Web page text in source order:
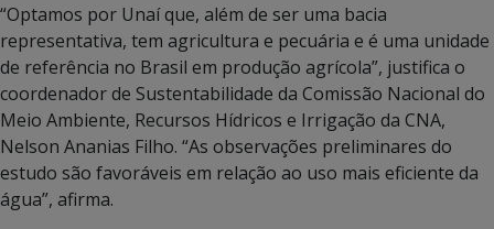
“Optamos por Unaí que, além de ser uma bacia
representativa, tem agricultura e pecuária e é uma unidade
de referência no Brasil em produção agrícola”, justifica o
coordenador de Sustentabilidade da Comissão Nacional do
Meio Ambiente, Recursos Hídricos e Irrigação da CNA,
Nelson Ananias Filho. “As observações preliminares do
estudo são favoráveis em relação ao uso mais eficiente da
água”, afirma.